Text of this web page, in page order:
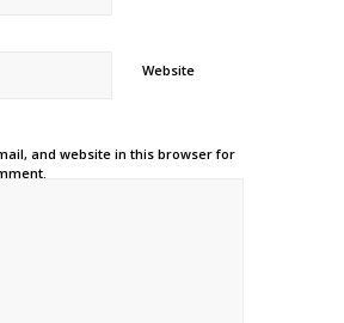
Website
and website in this browser for